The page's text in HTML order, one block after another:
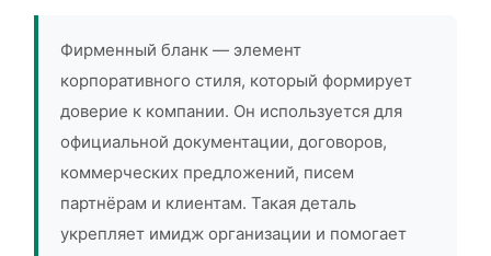
Фирменный бланк — элемент
корпоративного стиля, который формирует
доверие к компании. Он используется для
официальной документации, договоров,
коммерческих предложений, писем
партнёрам и клиентам. Такая деталь
укрепляет имидж организации и помогает